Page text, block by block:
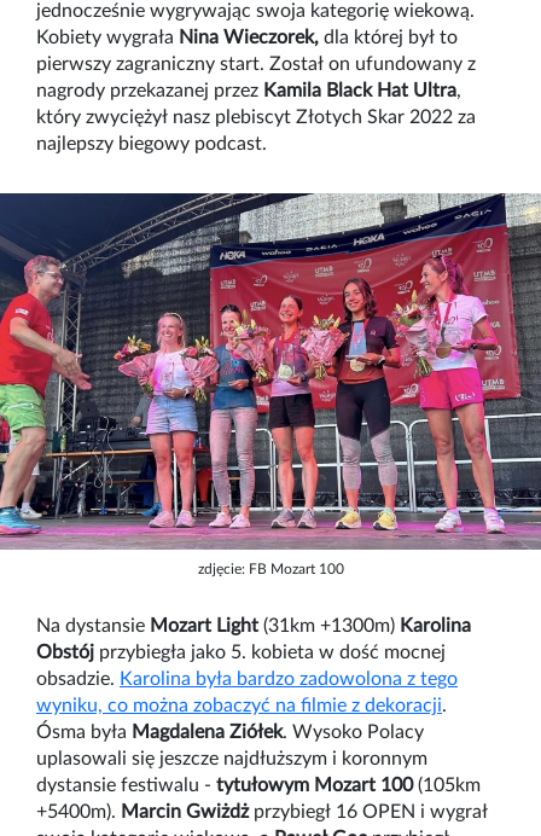
jednocześnie wygrywając swoja kategorię wiekową.
Kobiety wygrała Nina Wieczorek, dla której był to
pierwszy zagraniczny start. Został on ufundowany z
nagrody przekazanej przez Kamila Black Hat Ultra,
który zwyciężył nasz plebiscyt Złotych Skar 2022 za
najlepszy biegowy podcast.
zdjęcie: FB Mozart 100
Na dystansie Mozart Light (31km +1300m) Karolina
Obstój przybiegła jako 5. kobieta w dość mocnej
obsadzie. Karolina była bardzo zadowolona z tego
wyniku, co można zobaczyć na filmie z dekoracji.
Ósma była Magdalena Ziółek. Wysoko Polacy
uplasowali się jeszcze najdłuższym i koronnym
dystansie festiwalu - tytułowym Mozart 100(105km
+5400m). Marcin Gwiżdżprzybiegł 16 OPEN i wygrał